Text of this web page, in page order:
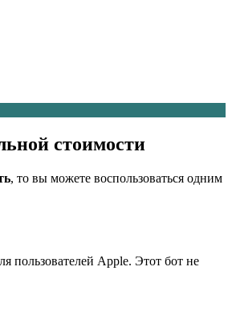
стоимости
, то вы можете воспользоваться одним
пользователей Apple. Этот бот не